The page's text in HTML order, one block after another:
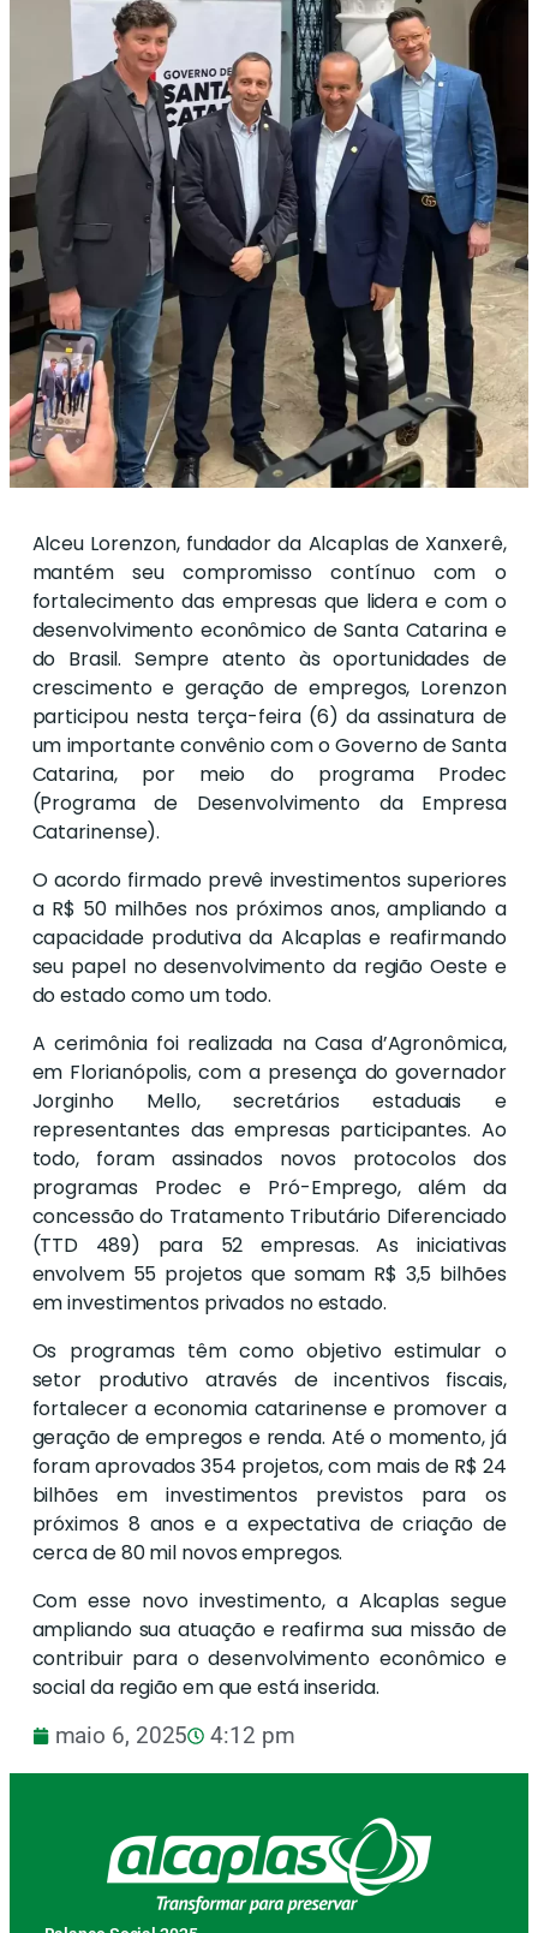
Alceu Lorenzon, fundador da Alcaplas de Xanxerê,
mantém seu compromisso contínuo com o
fortalecimento das empresas que lidera e com o
desenvolvimento econômico de Santa Catarina e
do Brasil. Sempre atento às oportunidades de
crescimento e geração de empregos, Lorenzon
participou nesta terça-feira (6) da assinatura de
um importante convênio com o Governo de Santa
Catarina, por meio do programa Prodec
(Programa de Desenvolvimento da Empresa
Catarinense).
O acordo firmado prevê investimentos superiores
a R$ 50 milhões nos próximos anos, ampliando a
capacidade produtiva da Alcaplas e reafirmando
seu papel no desenvolvimento da região Oeste e
do estado como um todo.
A cerimônia foi realizada na Casa d’Agronômica,
em Florianópolis, com a presença do governador
Jorginho Mello, secretários estaduais e
representantes das empresas participantes. Ao
todo, foram assinados novos protocolos dos
programas Prodec e Pró-Emprego, além da
concessão do Tratamento Tributário Diferenciado
(TTD 489) para 52 empresas. As iniciativas
envolvem 55 projetos que somam R$ 3,5 bilhões
em investimentos privados no estado.
Os programas têm como objetivo estimular o
setor produtivo através de incentivos fiscais,
fortalecer a economia catarinense e promover a
geração de empregos e renda. Até o momento, já
foram aprovados 354 projetos, com mais de R$ 24
bilhões em investimentos previstos para os
próximos 8 anos e a expectativa de criação de
cerca de 80 mil novos empregos.
Com esse novo investimento, a Alcaplas segue
ampliando sua atuação e reafirma sua missão de
contribuir para o desenvolvimento econômico e
social da região em que está inserida.
maio 6, 2025 4:12 pm